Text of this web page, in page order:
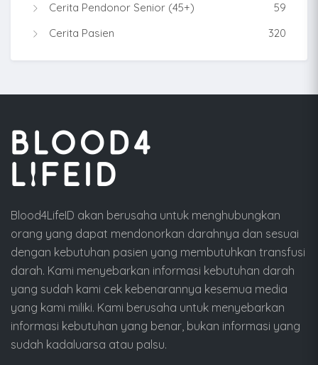
Cerita Pendonor Senior (45+)
59
Cerita Pasien
320
Blood4LifeID akan berusaha untuk menghubungkan
orang yang dapat mendonorkan darahnya dan sesuai
dengan kebutuhan pasien yang membutuhkan transfusi
darah. Kami menyebarkan informasi kebutuhan darah
yang sudah kami cek kebenarannya kesemua media
yang kami miliki. Kami berusaha untuk menyebarkan
informasi kebutuhan yang benar, bukan informasi yang
sudah kadaluarsa atau palsu.